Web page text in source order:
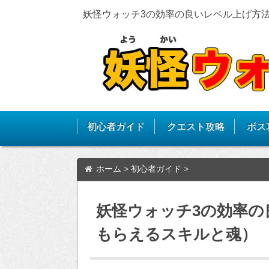
妖怪ウォッチ3の効率の良いレベル上げ方
初心者ガイド クエスト攻略 ボス
ホーム > 初心者ガイド >
妖怪ウォッチ3の効率
もらえるスキルと魂）